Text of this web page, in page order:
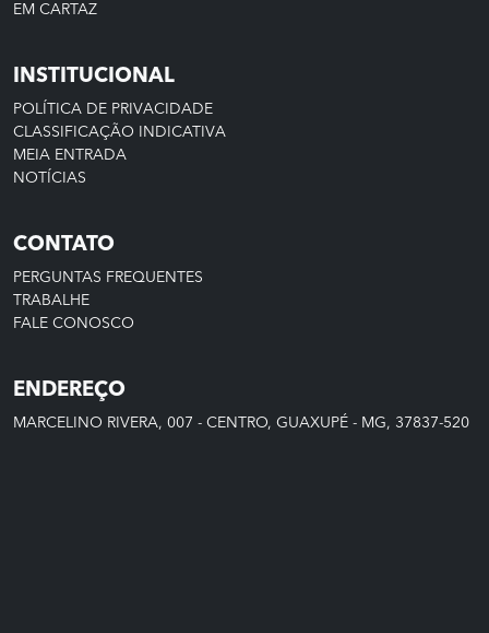
EM CARTAZ
INSTITUCIONAL
POLÍTICA DE PRIVACIDADE
CLASSIFICAÇÃO INDICATIVA
MEIA ENTRADA
NOTÍCIAS
CONTATO
PERGUNTAS FREQUENTES
TRABALHE
FALE CONOSCO
ENDEREÇO
MARCELINO RIVERA, 007 - CENTRO, GUAXUPÉ - MG, 37837-520